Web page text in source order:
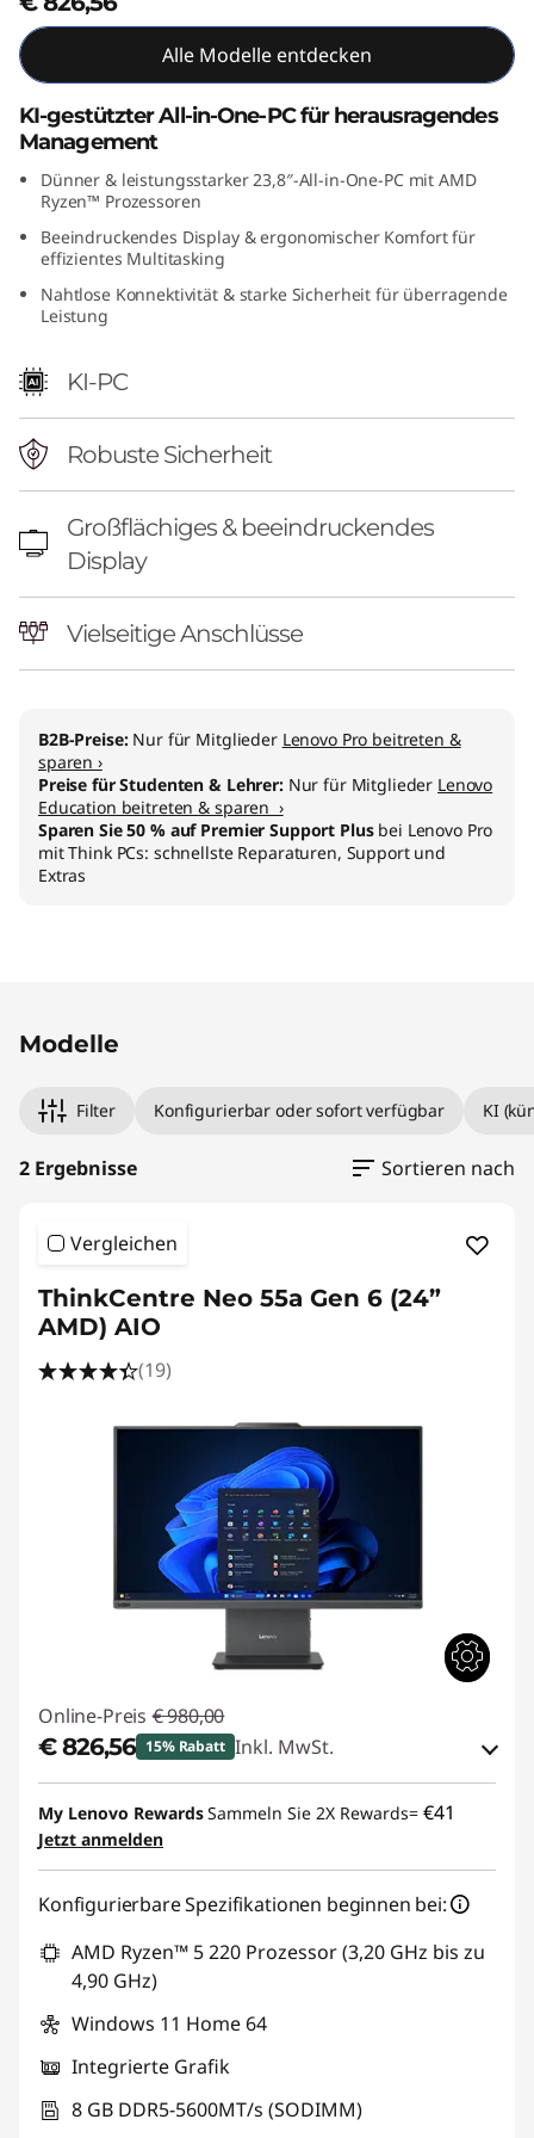
4
A
M
A
Alle Modelle entdecken
KI-gestützter All-in-One-PC für herausragendes
Management
Dünner & leistungsstarker 23,8″-All-in-One-PC mit AMD
Ryzen™ Prozessoren
Beeindruckendes Display & ergonomischer Komfort für
effizientes Multitasking
Nahtlose Konnektivität & starke Sicherheit für überragende
Leistung
KI-PC
Robuste Sicherheit
Großflächiges & beeindruckendes
Display
Vielseitige Anschlüsse
B2B-Preise: Nur für Mitglieder Lenovo Pro beitreten &
sparen ›
Preise für Studenten & Lehrer: Nur für Mitglieder Lenovo
Education beitreten & sparen ›
Sparen Sie 50 % auf Premier Support Plusbei Lenovo Pro
mit Think PCs: schnellste Reparaturen, Support und
Extras
Modelle
Filter Konfigurierbar oder sofort verfügbar KI
2 Ergebnisse Sortieren nach
Vergleichen
ThinkCentre Neo 55a Gen 6 (24”
AMD) AIO
(19)
Online-Preis € 980,00
€ 826,56 15% Rabatt Inkl. MwSt.
eCoupon-Rabatt :-€ 153,44
eCoupon :THINKDEAL
My Lenovo RewardsSammeln Sie 2X Rewards= €41
Jetzt anmelden
Konfigurierbare Spezifikationen beginnen bei:
AMD Ryzen™ 5 220 Prozessor (3,20 GHz bis zu
4,90 GHz)
Windows 11 Home 64
Integrierte Grafik
8 GB DDR5-5600MT/s (SODIMM)